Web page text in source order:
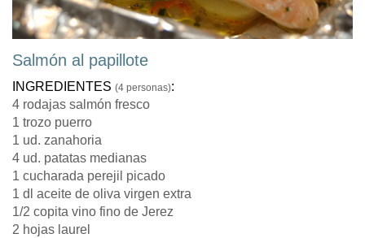
Salmón al papillote
INGREDIENTES (4 personas):
4 rodajas salmón fresco
1 trozo puerro
1 ud. zanahoria
4 ud. patatas medianas
1 cucharada perejil picado
1 dl aceite de oliva virgen extra
1/2 copita vino fino de Jerez
2 hojas laurel